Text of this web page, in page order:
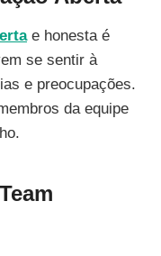
e honesta é
se sentir à
e preocupações.
da equipe